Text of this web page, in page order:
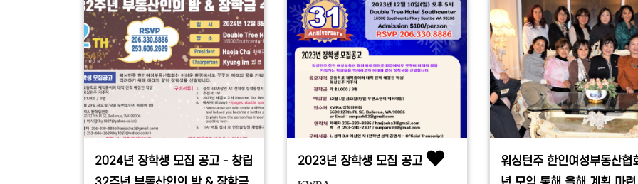
2024년 장학생 모집 공고 - 창립
2023년 장학생 모집 공고
워싱턴주 한인여성부동산협